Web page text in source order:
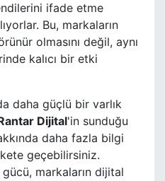
ifade etme
Bu, markaların
olmasını değil, aynı
kalıcı bir etki
daha güçlü bir varlık
Dijital'in sunduğu
daha fazla bilgi
geçebilirsiniz.
markaların dijital